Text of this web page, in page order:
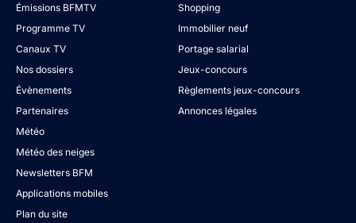
Émissions BFMTV
Programme TV
Canaux TV
Nos dossiers
Évènements
Partenaires
Météo
Météo des neiges
Newsletters BFM
Applications mobiles
Plan du site
Shopping
Immobilier neuf
Portage salarial
Jeux-concours
Règlements jeux-concours
Annonces légales